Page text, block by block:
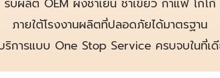
ภายใต้โรงงานผลิตที่ปลอดภัยได้มาตรฐาน
ริการแบบ One Stop Service ครบจบในที่เ